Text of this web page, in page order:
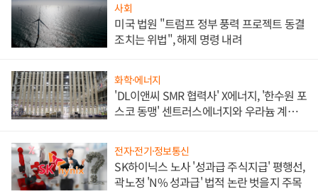
사회
미국 법원 "트럼프 정부 풍력 프로젝트 동결
조치는 위법", 해제 명령 내려
화학·에너지
'DL이앤씨 SMR 협력사' X에너지, '한수원 포
스코 동맹' 센트러스에너지와 우라늄 계약
전자·전기·정보통신
SK하이닉스 노사 '성과급 주식지급' 평행선,
곽노정 'N% 성과급' 법적 논란 벗을지 주목